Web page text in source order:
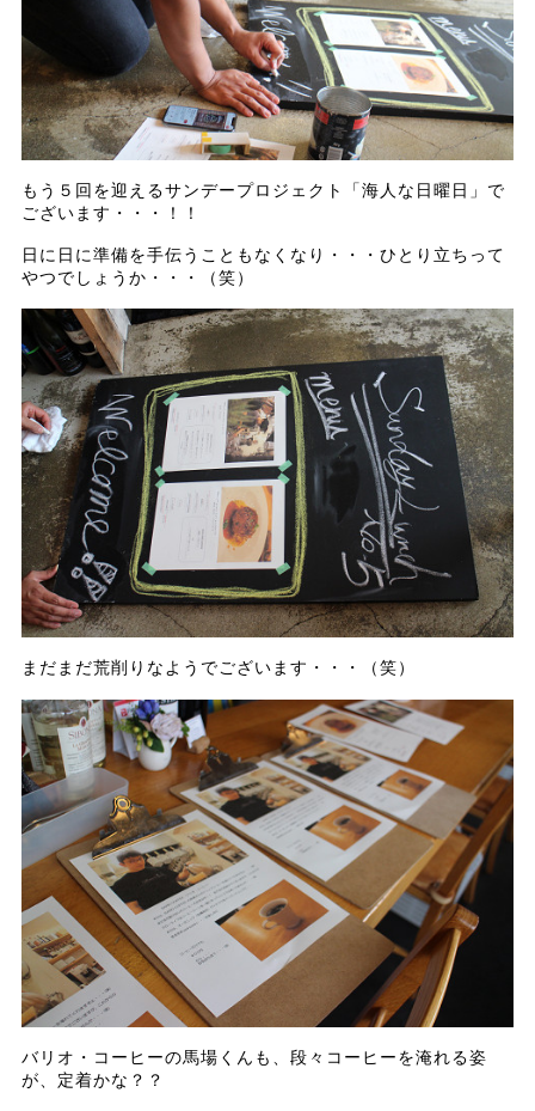
もう５回を迎えるサンデープロジェクト「海人な日曜日」で
ございます・・・！！
日に日に準備を手伝うこともなくなり・・・ひとり立ちって
やつでしょうか・・・（笑）
まだまだ荒削りなようでございます・・・（笑）
バリオ・コーヒーの馬場くんも、段々コーヒーを淹れる姿
が、定着かな？？